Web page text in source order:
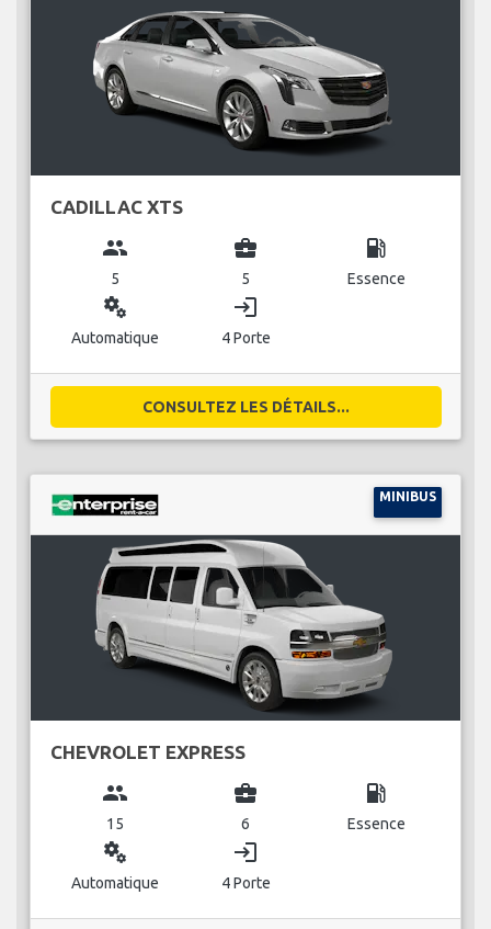
CADILLAC XTS
group
5
business_center
5
local_gas_station
Essence
miscellaneous_services
Automatique
login
4 Porte
CONSULTEZ LES DÉTAILS...
MINIBUS
CHEVROLET EXPRESS
group
15
business_center
6
local_gas_station
Essence
miscellaneous_services
Automatique
login
4 Porte